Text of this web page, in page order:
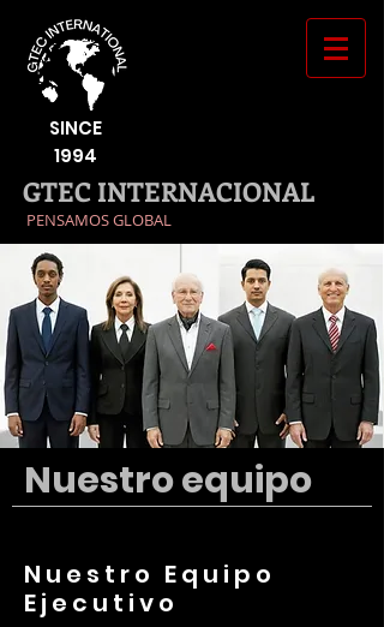
SINCE
1994
GTEC INTERNACIONAL
PENSAMOS GLOBAL
Nuestro equipo
Nuestro Equipo
Ejecutivo